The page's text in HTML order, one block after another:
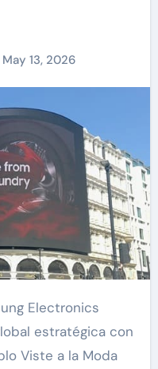
May 13, 2026
estratégica con
Viste a la Moda